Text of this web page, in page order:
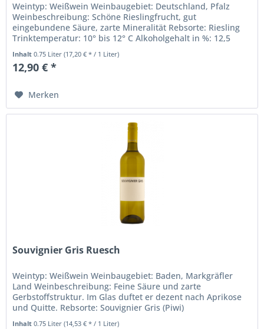
Weintyp: Weißwein Weinbaugebiet: Deutschland, Pfalz
Weinbeschreibung: Schöne Rieslingfrucht, gut
eingebundene Säure, zarte Mineralität Rebsorte: Riesling
Trinktemperatur: 10° bis 12° C Alkoholgehalt in %: 12,5
Inhalt: 0,75 Liter Sonstige...
Inhalt0.75 Liter(17,20 € * / 1 Liter)
12,90 € *
Merken
Souvignier Gris Ruesch
Weintyp: Weißwein Weinbaugebiet: Baden, Markgräfler
Land Weinbeschreibung: Feine Säure und zarte
Gerbstoffstruktur. Im Glas duftet er dezent nach Aprikose
und Quitte. Rebsorte: Souvignier Gris (Piwi)
Trinktemperatur: 8° bis 12° C...
Inhalt0.75 Liter(14,53 € * / 1 Liter)